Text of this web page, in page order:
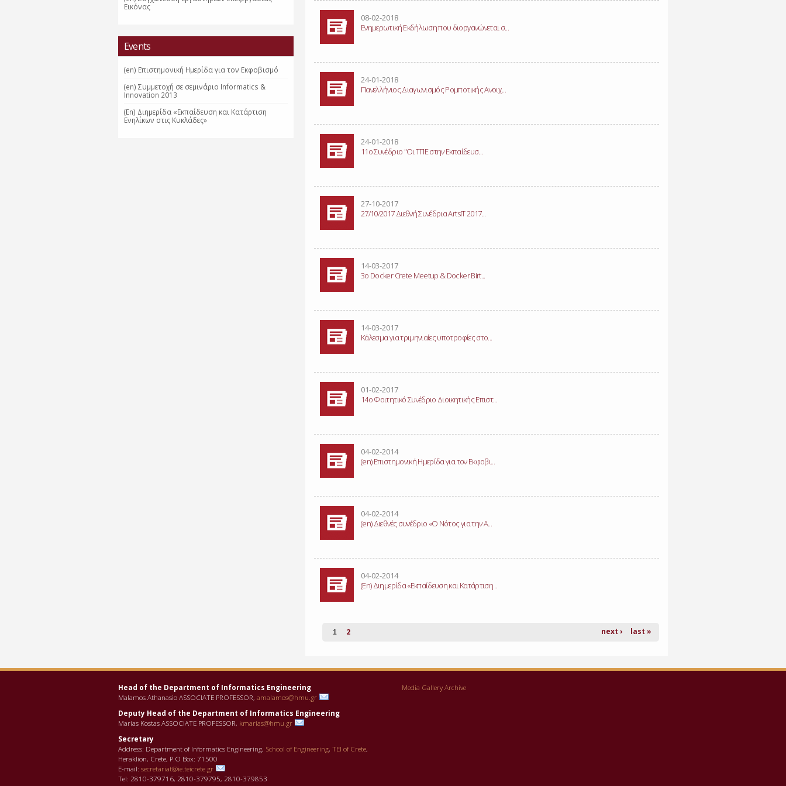
Εικόνας
Events
(en) Επιστημονική Ημερίδα για τον Εκφοβισμό
(en) Συμμετοχή σε σεμινάριο Informatics &
Innovation 2013
(En) Διημερίδα «Εκπαίδευση και Κατάρτιση
Ενηλίκων στις Κυκλάδες»
08-02-2018
Eνημερωτική Eκδήλωση που διοργανώνεται σ...
24-01-2018
Πανελλήνιος Διαγωνισμός Ρομποτικής Ανοιχ...
24-01-2018
11o Συνέδριο "Οι ΤΠΕ στην Εκπαίδευσ...
27-10-2017
27/10/2017 Διεθνή Συνέδρια ArtsIT 2017...
14-03-2017
3ο Docker Crete Meetup & Docker Birt...
14-03-2017
Κάλεσμα για τριμηνιαίες υποτροφίες στο...
01-02-2017
14ο Φοιτητικό Συνέδριο Διοικητικής Επιστ...
04-02-2014
(en) Επιστημονική Ημερίδα για τον Εκφοβι...
04-02-2014
(en) Διεθνές συνέδριο «Ο Νότος για την Α...
04-02-2014
(En) Διημερίδα «Εκπαίδευση και Κατάρτιση...
1 2 next › last »
Head of the Department οf Informatics Engineering
Malamos Athanasio ASSOCIATE PROFESSOR, amalamos@hmu.gr
Deputy Head of the Department οf Informatics Engineering
Marias Kostas ASSOCIATE PROFESSOR, kmarias@hmu.gr
Secretary
Address: Department of Informatics Engineering, School of Engineering, TEI of Crete,
Heraklion, Crete, P.O Box: 71500
E-mail: secretariat@ie.teicrete.gr
Tel: 2810-379716, 2810-379795, 2810-379853
Media Gallery Archive